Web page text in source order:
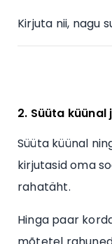
Kirjuta nii, nagu
2. Süüta küünal
Süüta küünal
kirjutasid oma
rahatäht.
Hinga paar